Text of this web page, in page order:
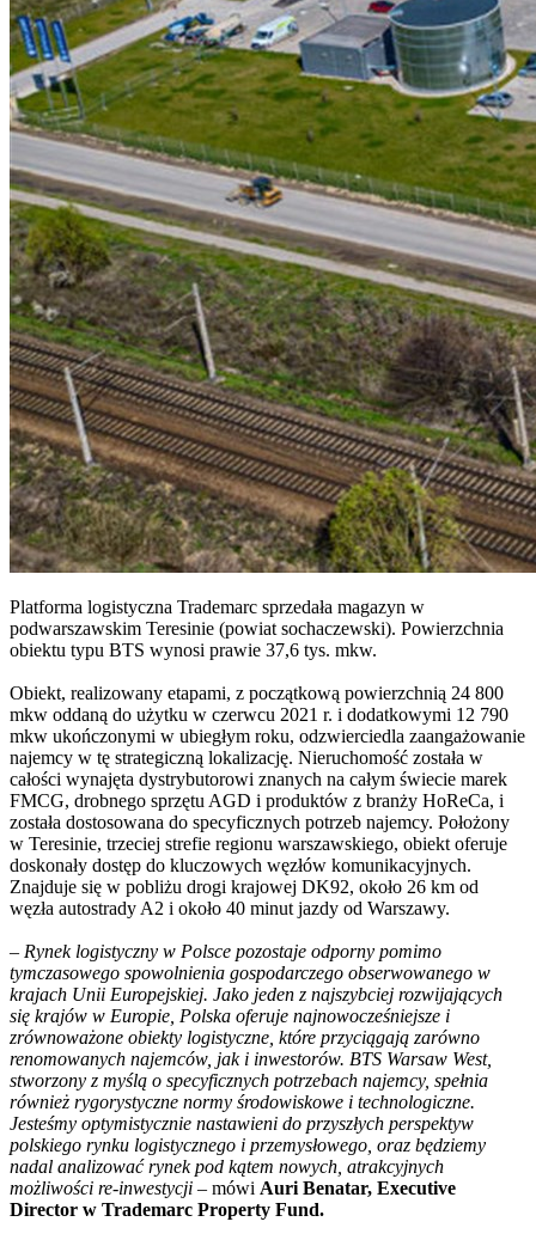
Platforma logistyczna Trademarc sprzedała magazyn w
podwarszawskim Teresinie (powiat sochaczewski). Powierzchnia
obiektu typu BTS wynosi prawie 37,6 tys. mkw.
Obiekt, realizowany etapami, z początkową powierzchnią 24 800
mkw oddaną do użytku w czerwcu 2021 r. i dodatkowymi 12 790
mkw ukończonymi w ubiegłym roku, odzwierciedla zaangażowanie
najemcy w tę strategiczną lokalizację. Nieruchomość została w
całości wynajęta dystrybutorowi znanych na całym świecie marek
FMCG, drobnego sprzętu AGD i produktów z branży HoReCa, i
została dostosowana do specyficznych potrzeb najemcy. Położony
w Teresinie, trzeciej strefie regionu warszawskiego, obiekt oferuje
doskonały dostęp do kluczowych węzłów komunikacyjnych.
Znajduje się w pobliżu drogi krajowej DK92, około 26 km od
węzła autostrady A2 i około 40 minut jazdy od Warszawy.
– Rynek logistyczny w Polsce pozostaje odporny pomimo
tymczasowego spowolnienia gospodarczego obserwowanego w
krajach Unii Europejskiej. Jako jeden z najszybciej rozwijających
się krajów w Europie, Polska oferuje najnowocześniejsze i
zrównoważone obiekty logistyczne, które przyciągają zarówno
renomowanych najemców, jak i inwestorów. BTS Warsaw West,
stworzony z myślą o specyficznych potrzebach najemcy, spełnia
również rygorystyczne normy środowiskowe i technologiczne.
Jesteśmy optymistycznie nastawieni do przyszłych perspektyw
polskiego rynku logistycznego i przemysłowego, oraz będziemy
nadal analizować rynek pod kątem nowych, atrakcyjnych
możliwości re-inwestycji – mówi Auri Benatar, Executive
Director w Trademarc Property Fund.